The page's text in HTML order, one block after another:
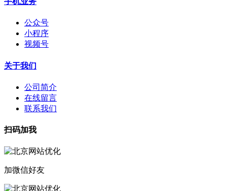
公众号
小程序
视频号
关于我们
公司简介
在线留言
联系我们
扫码加我
加微信好友